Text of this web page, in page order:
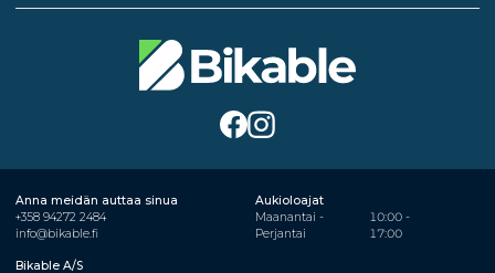
Anna meidän auttaa sinua
+358 94272 2484
info@bikable.fi
Aukioloajat
Maanantai -
Perjantai
10:00 -
17:00
Bikable A/S